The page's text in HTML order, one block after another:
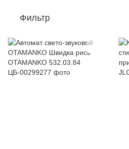
Фильтр